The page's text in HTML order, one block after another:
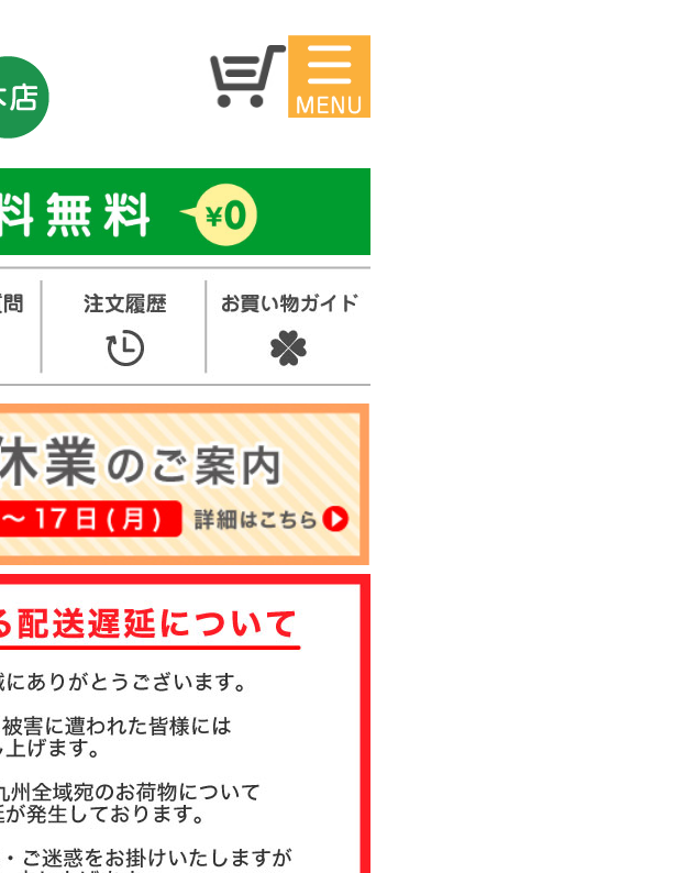
マイページ
お名前シー
ル
お買い得セ
スタンプ
その他
注文履歴
お支払いについて
よくある質問
商品ガイド